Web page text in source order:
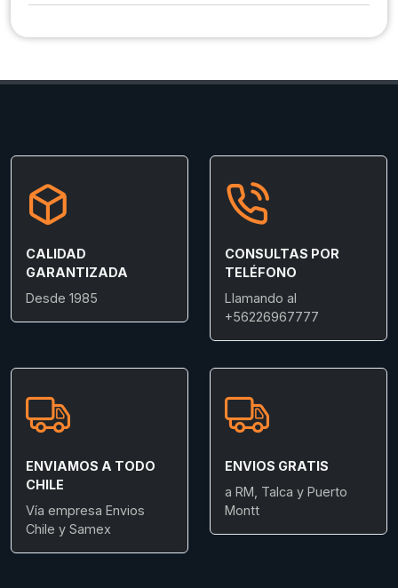
CALIDAD
GARANTIZADA
Desde 1985
CONSULTAS POR
TELÉFONO
Llamando al
+56226967777
ENVIAMOS A TODO
CHILE
Vía empresa Envios
Chile y Samex
ENVIOS GRATIS
a RM, Talca y Puerto
Montt